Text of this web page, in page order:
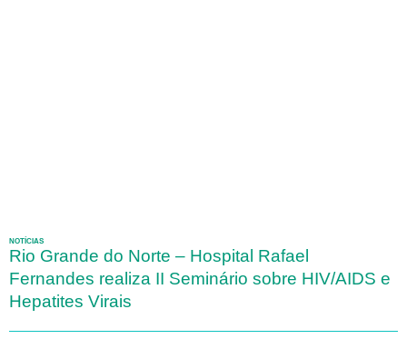
NOTÍCIAS
Rio Grande do Norte – Hospital Rafael
Fernandes realiza II Seminário sobre HIV/AIDS e
Hepatites Virais